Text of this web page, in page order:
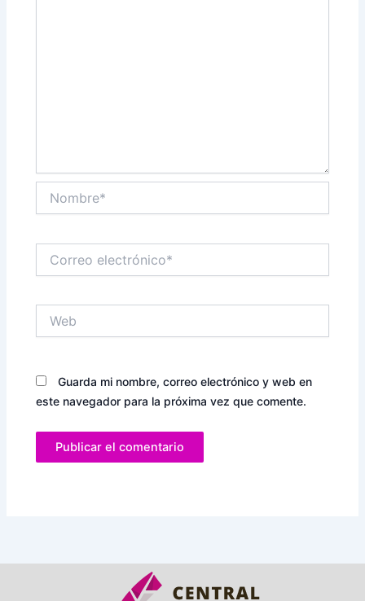
electrónico*
Guarda mi nombre, correo electrónico y web en
este navegador para la próxima vez que comente.